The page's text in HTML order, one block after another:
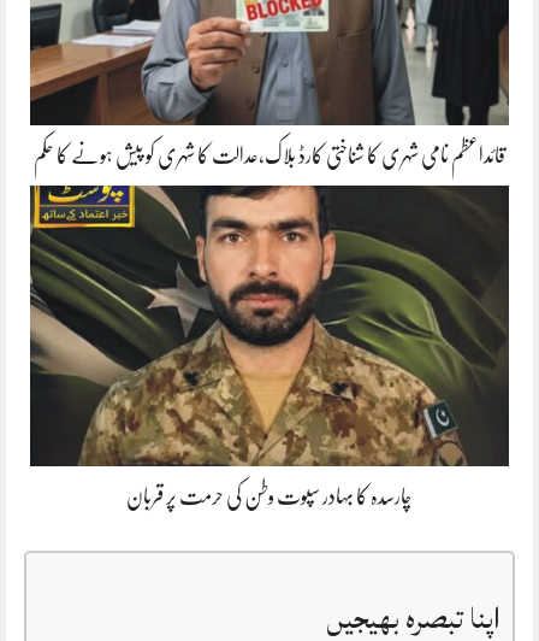
قائداعظم نامی شہری کا شناختی کارڈ بلاک،عدالت کا شہری کو پیش ہونے کا حکم
چارسدہ کا بہادر سپوت وطن کی حرمت پر قربان
اپنا تبصرہ بھیجیں